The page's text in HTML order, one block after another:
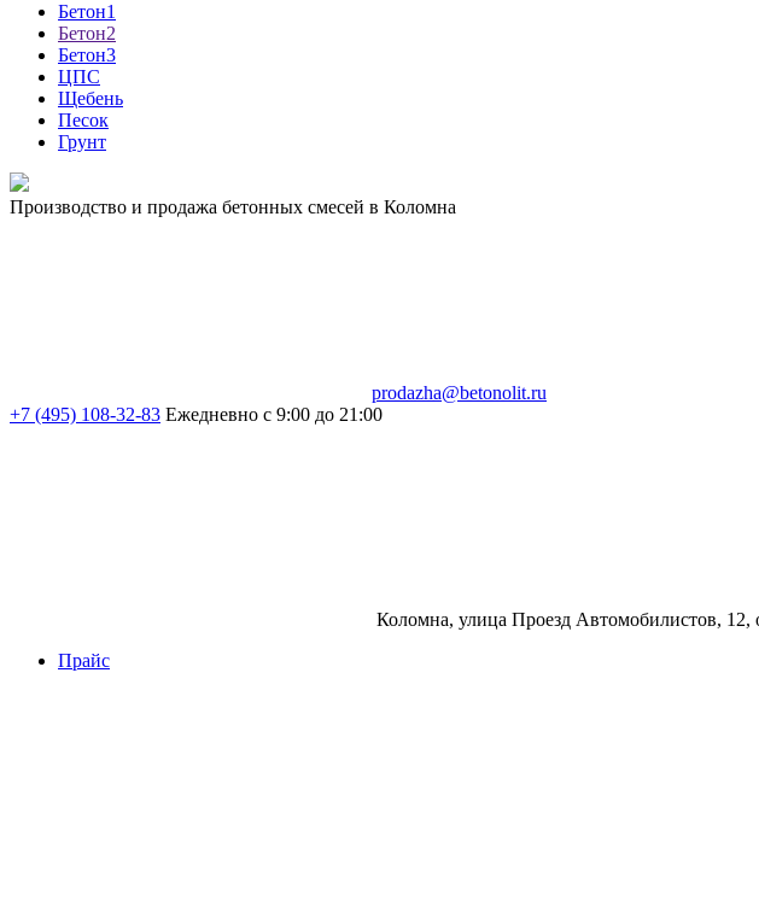
Бетон1
Бетон2
Бетон3
ЦПС
Щебень
Песок
Грунт
Производство и продажа бетонных смесей в Коломна
prodazha@betonolit.ru
+7 (495) 108-32-83 Ежедневно с 9:00 до 21:00
Коломна, улица Проезд Автомобилистов, 12,
Прайс